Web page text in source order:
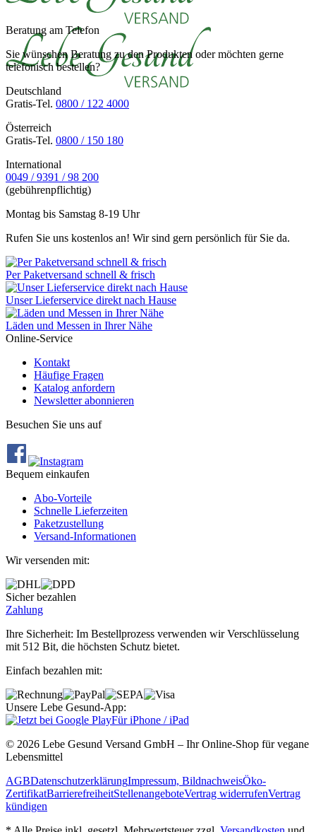
Beratung am Telefon
Sie wünschen Beratung zu den Produkten oder möchten gerne
telefonisch bestellen?
Deutschland
Gratis-Tel. 0800 / 122 4000
Österreich
Gratis-Tel. 0800 / 150 180
International
0049 / 9391 / 98 200
(gebührenpflichtig)
Montag bis Samstag 8-19 Uhr
Rufen Sie uns kostenlos an! Wir sind gern persönlich für Sie da.
Per Paketversand schnell & frisch
Unser Lieferservice direkt nach Hause
Läden und Messen in Ihrer Nähe
Online-Service
Kontakt
Häufige Fragen
Katalog anfordern
Newsletter abonnieren
Besuchen Sie uns auf
Bequem einkaufen
Abo‐Vorteile
Schnelle Lieferzeiten
Paketzustellung
Versand‐Informationen
Wir versenden mit:
Sicher bezahlen
Zahlung
Ihre Sicherheit: Im Bestellprozess verwenden wir Verschlüsselung
mit 512 Bit, die höchsten Schutz bietet.
Einfach bezahlen mit:
Unsere Lebe Gesund-App:
Für iPhone / iPad
© 2026 Lebe Gesund Versand GmbH – Ihr Online‐Shop für vegane
Lebensmittel
AGBDatenschutzerklärungImpressum, BildnachweisÖko‐
ZertifikatBarrierefreiheitStellenangeboteVertrag widerrufenVertrag
kündigen